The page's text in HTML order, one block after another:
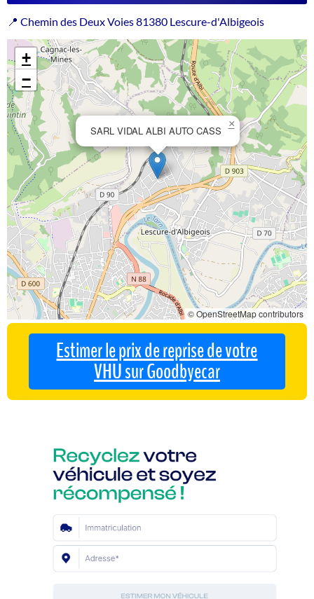
📍 Chemin des Deux Voies 81380 Lescure-d'Albigeois
SARL VIDAL ALBI AUTO CASS
×
+
−
© OpenStreetMap contributors
Estimer le prix de reprise de votre
VHU sur Goodbyecar